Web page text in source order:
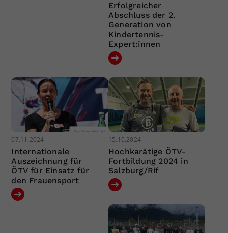
Erfolgreicher
Abschluss der 2.
Generation von
Kindertennis-
Expert:innen
07.11.2024
Internationale
Auszeichnung für
ÖTV für Einsatz für
den Frauensport
15.10.2024
Hochkarätige ÖTV-
Fortbildung 2024 in
Salzburg/Rif